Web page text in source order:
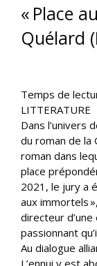
« Place
Quélard
Temps de
LITTERATURE
Dans l’univers
du roman de la
roman dans
place
2021, le jury a
aux immortels
directeur
passionnant
Au dialogue
L’ennui y est